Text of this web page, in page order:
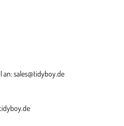
sales@tidyboy.de